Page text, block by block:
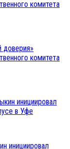
доверия»
комитета
инициировал